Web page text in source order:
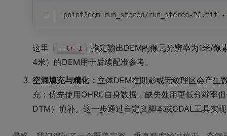
1 point2dem run_stereo/run_stereo-PC.tif
这里 --tr 1
指定输出DEM的像元分辨率为1米/像
4米）的DEM用于后续配准参考。
空洞填充与精化：立体DEM在阴影或无纹理区会产生
充：优先使用OHRC自身数据，缺失处用更低分辨率
DTM）填补。这一步通过自定义脚本或GDAL工具实